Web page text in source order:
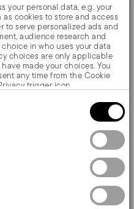
your personal data, e.g. your
cookies to store and access
to serve personalized ads and
audience research and
in who uses your data
choices are only applicable
made your choices. You
any time from the Cookie
trigger icon.
geographical location
scanning it for specific
data is processed and set
and ads, to provide social
We also share
- Rectangulaire - 19,8
des années 1970,